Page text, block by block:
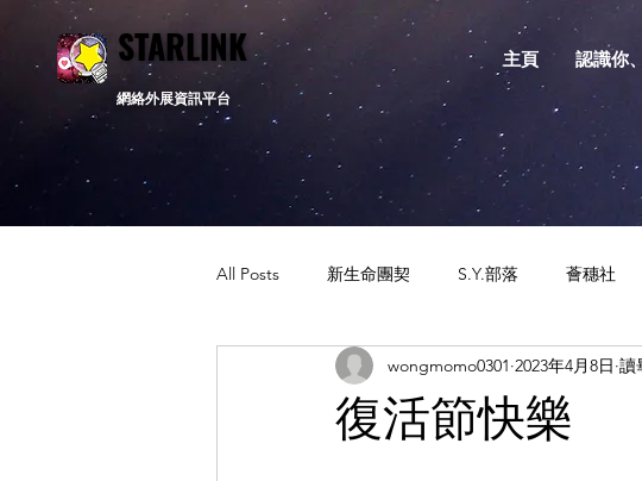
STARLINK
STARLINK
網絡外展資訊平台
主頁 認識你
All Posts 新生命團契 S.Y.部落 薈穗社
相關新聞 通告 相關資訊
復活節快樂
wongmomo0301 2023年4月8日 讀